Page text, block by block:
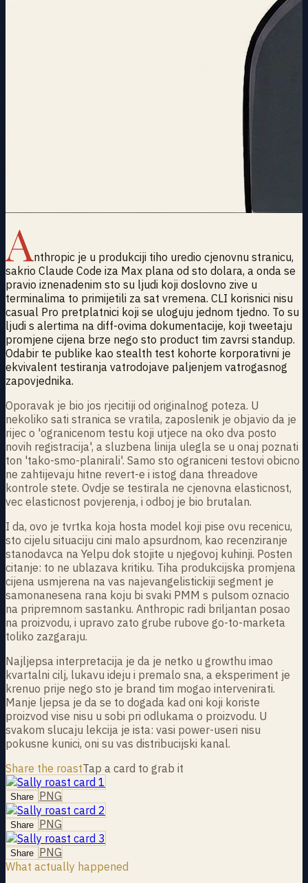
Anthropic je u produkciji tiho uredio cjenovnu stranicu,
sakrio Claude Code iza Max plana od sto dolara, a onda se
pravio iznenadenim sto su ljudi koji doslovno zive u
terminalima to primijetili za sat vremena. CLI korisnici nisu
casual Pro pretplatnici koji se uloguju jednom tjedno. To su
ljudi s alertima na diff-ovima dokumentacije, koji tweetaju
promjene cijena brze nego sto product tim zavrsi standup.
Odabir te publike kao stealth test kohorte korporativni je
ekvivalent testiranja vatrodojave paljenjem vatrogasnog
zapovjednika.
Oporavak je bio jos rjecitiji od originalnog poteza. U
nekoliko sati stranica se vratila, zaposlenik je objavio da je
rijec o 'ogranicenom testu koji utjece na oko dva posto
novih registracija', a sluzbena linija ulegla se u onaj poznati
ton 'tako-smo-planirali'. Samo sto ograniceni testovi obicno
ne zahtijevaju hitne revert-e i istog dana threadove
kontrole stete. Ovdje se testirala ne cjenovna elasticnost,
vec elasticnost povjerenja, i odboj je bio brutalan.
I da, ovo je tvrtka koja hosta model koji pise ovu recenicu,
sto cijelu situaciju cini malo apsurdnom, kao recenziranje
stanodavca na Yelpu dok stojite u njegovoj kuhinji. Posten
citanje: to ne ublazava kritiku. Tiha produkcijska promjena
cijena usmjerena na vas najevangelistickiji segment je
samonanesena rana koju bi svaki PMM s pulsom oznacio
na pripremnom sastanku. Anthropic radi briljantan posao
na proizvodu, i upravo zato grube rubove go-to-marketa
toliko zazgaraju.
Najljepsa interpretacija je da je netko u growthu imao
kvartalni cilj, lukavu ideju i premalo sna, a eksperiment je
krenuo prije nego sto je brand tim mogao intervenirati.
Manje ljepsa je da se to dogada kad oni koji koriste
proizvod vise nisu u sobi pri odlukama o proizvodu. U
svakom slucaju lekcija je ista: vasi power-useri nisu
pokusne kunici, oni su vas distribucijski kanal.
Share the roastTap a card to grab it
Share PNG
Share PNG
Share PNG
What actually happened